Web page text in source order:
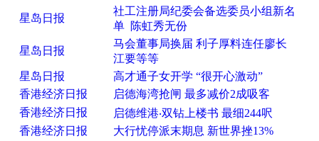
星岛日报
社工注册局纪委会备选委员小组新名
单 陈虹秀无份
星岛日报
马会董事局换届 利子厚料连任廖长
江要等等
星岛日报
高才通子女开学 “很开心激动”
香港经济日报
启德海湾抢闸 最多减价2成吸客
香港经济日报
启德维港‧双钻上楼书 最细244呎
香港经济日报
大行忧停派末期息 新世界挫13%